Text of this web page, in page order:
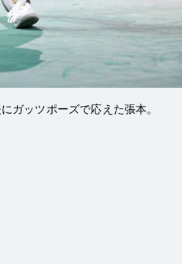
ガッツポーズで応えた張本。